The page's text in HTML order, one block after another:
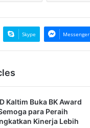
Skype Messenger
Kaltim Buka BK Award
para Peraih
Kinerja Lebih